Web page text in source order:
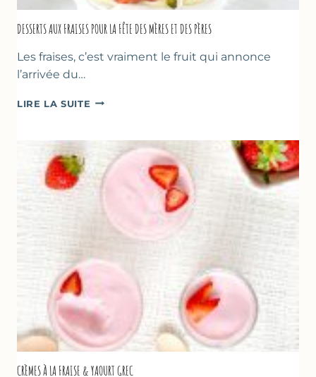
DESSERTS AUX FRAISES POUR LA FÊTE DES MÈRES ET DES PÈRES
Les fraises, c’est vraiment le fruit qui annonce
l’arrivée du…
LIRE LA SUITE DESSERTS
POUR
FÊTE
DES
CRÈMES À LA FRAISE & YAOURT GREC